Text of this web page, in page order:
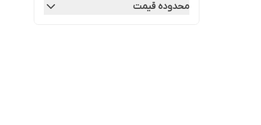
محدوده قیمت